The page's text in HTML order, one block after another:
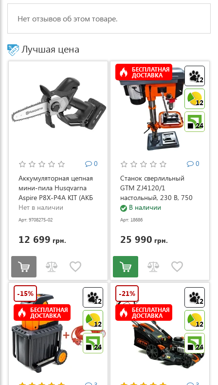
Нет отзывов об этом товаре.
Лучшая цена
0
Аккумуляторная цепная
мини-пила Husqvarna
Aspire P8X-P4A KIT (АКБ
и ЗУ) (9708275-02)
Нет в наличии
Арт: 9708275-02
12 699 грн.
12
12
24
БЕСПЛАТНАЯ
ДОСТАВКА
0
Станок сверлильный
GTM ZJ4120/1
настольный, 230 В, 750
Вт (ZJ4120/1)
В наличии
Арт: 18686
25 990 грн.
12
12
24
-15%
БЕСПЛАТНАЯ
ДОСТАВКА
12
12
24
-21%
БЕСПЛАТНАЯ
ДОСТАВКА